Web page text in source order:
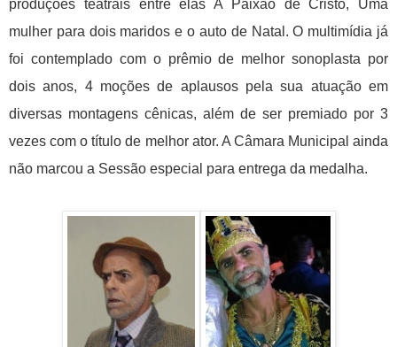
produções teatrais entre elas A Paixão de Cristo, Uma
mulher para dois maridos e o auto de Natal. O multimídia já
foi contemplado com o prêmio de melhor sonoplasta por
dois anos, 4 moções de aplausos pela sua atuação em
diversas montagens cênicas, além de ser premiado por 3
vezes com o título de melhor ator. A Câmara Municipal ainda
não marcou a Sessão especial para entrega da medalha.